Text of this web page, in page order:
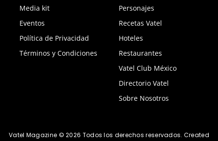
Media kit
Eventos
Política de Privacidad
Términos y Condiciones
Personajes
Recetas Vatel
Hoteles
Restaurantes
Vatel Club México
Directorio Vatel
Sobre Nosotros
Vatel Magazine © 2026 Todos los derechos reservados. Created